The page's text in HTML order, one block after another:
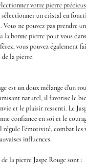
votre pierre
sélectionner un cristal en
ne pouvez pas prendre
la bonne pierre pour vous
vous pouvez également
de la pierre.
est un doux mélange d'un
naturel, il favorise le
et le plaisir ressenti. Le
confiance en soi et le
régule l’émotivité, combat
influences.
la pierre Jaspe Rouge sont :